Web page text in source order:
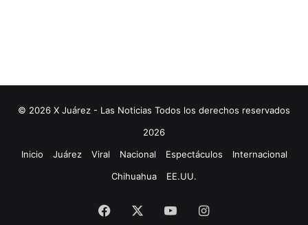
© 2026 X Juárez - Las Noticias Todos los derechos reservados
2026
Inicio
Juárez Viral Nacional Espectáculos
Internacional
Chihuahua
EE.UU.
Facebook YouTubeInstagram